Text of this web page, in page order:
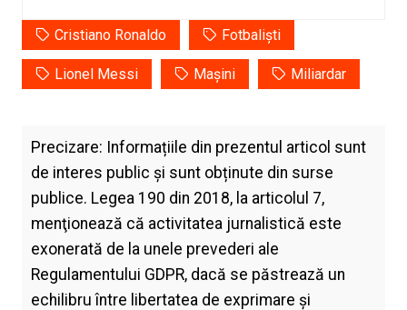
Cristiano Ronaldo Fotbaliști
Lionel Messi Mașini Miliardar
Precizare: Informațiile din prezentul articol sunt
de interes public și sunt obținute din surse
publice. Legea 190 din 2018, la articolul 7,
menţionează că activitatea jurnalistică este
exonerată de la unele prevederi ale
Regulamentului GDPR, dacă se păstrează un
echilibru între libertatea de exprimare şi